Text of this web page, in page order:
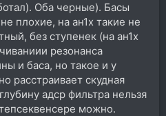
Оба черные). Басы
плохие, на ан1х такие не
без ступенек (на ан1х
резонанса
и баса, но такое и у
расстраивает скудная
адср фильтра нельзя
можно.